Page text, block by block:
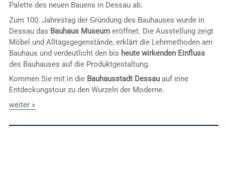
Palette des neuen Bauens in Dessau ab.
Zum 100. Jahrestag der Gründung des Bauhauses wurde in
Dessau das Bauhaus Museumeröffnet. Die Ausstellung zeigt
Möbel und Alltagsgegenstände, erklärt die Lehrmethoden am
Bauhaus und verdeutlicht den bis heute wirkenden Einfluss
des Bauhauses auf die Produktgestaltung.
Kommen Sie mit in die Bauhausstadt Dessauauf eine
Entdeckungstour zu den Wurzeln der Moderne.
weiter »